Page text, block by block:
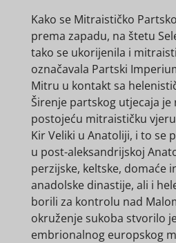
Kako se Mitraističko
prema zapadu, na štetu
tako se ukorijenila i
označavala Partski
Mitru u kontakt sa
Širenje partskog utjecaja
postojeću mitraističku
Kir Veliki u Anatoliji, i to se
u post-aleksandrijskoj
perzijske, keltske, domaće
anadolske dinastije, ali i
borili za kontrolu nad
okruženje sukoba stvorilo
embrionalnog europskog